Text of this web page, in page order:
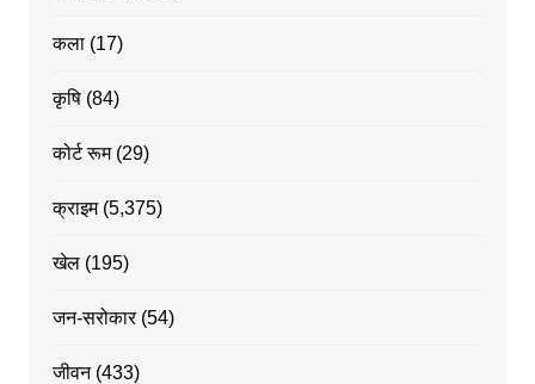
कला(17)
कृषि(84)
कोर्ट रूम(29)
क्राइम(5,375)
खेल(195)
जन-सरोकार(54)
जीवन(433)